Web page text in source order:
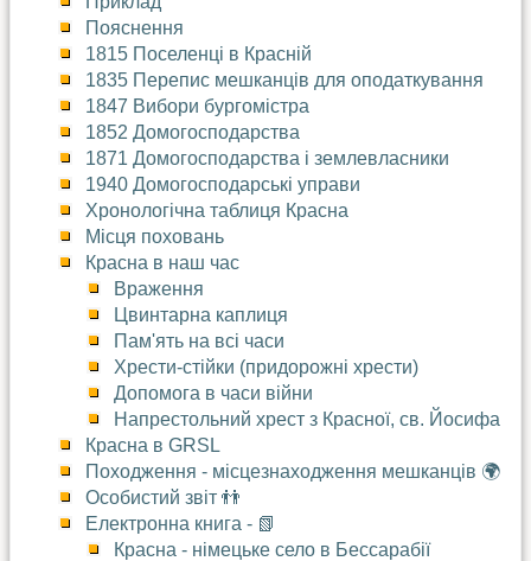
Пояснення
1815 Поселенці в Красній
1835 Перепис мешканців для оподаткування
1847 Вибори бургомістра
1852 Домогосподарства
1871 Домогосподарства і землевласники
1940 Домогосподарські управи
Хронологічна таблиця Красна
Місця поховань
Красна в наш час
Враження
Цвинтарна каплиця
Пам'ять на всі часи
Хрести-стійки (придорожні хрести)
Допомога в часи війни
Напрестольний хрест з Красної, св. Йосифа
Красна в GRSL
Походження - місцезнаходження мешканців 🌍
Особистий звіт 👬
Електронна книга - 📗
Красна - німецьке село в Бессарабії